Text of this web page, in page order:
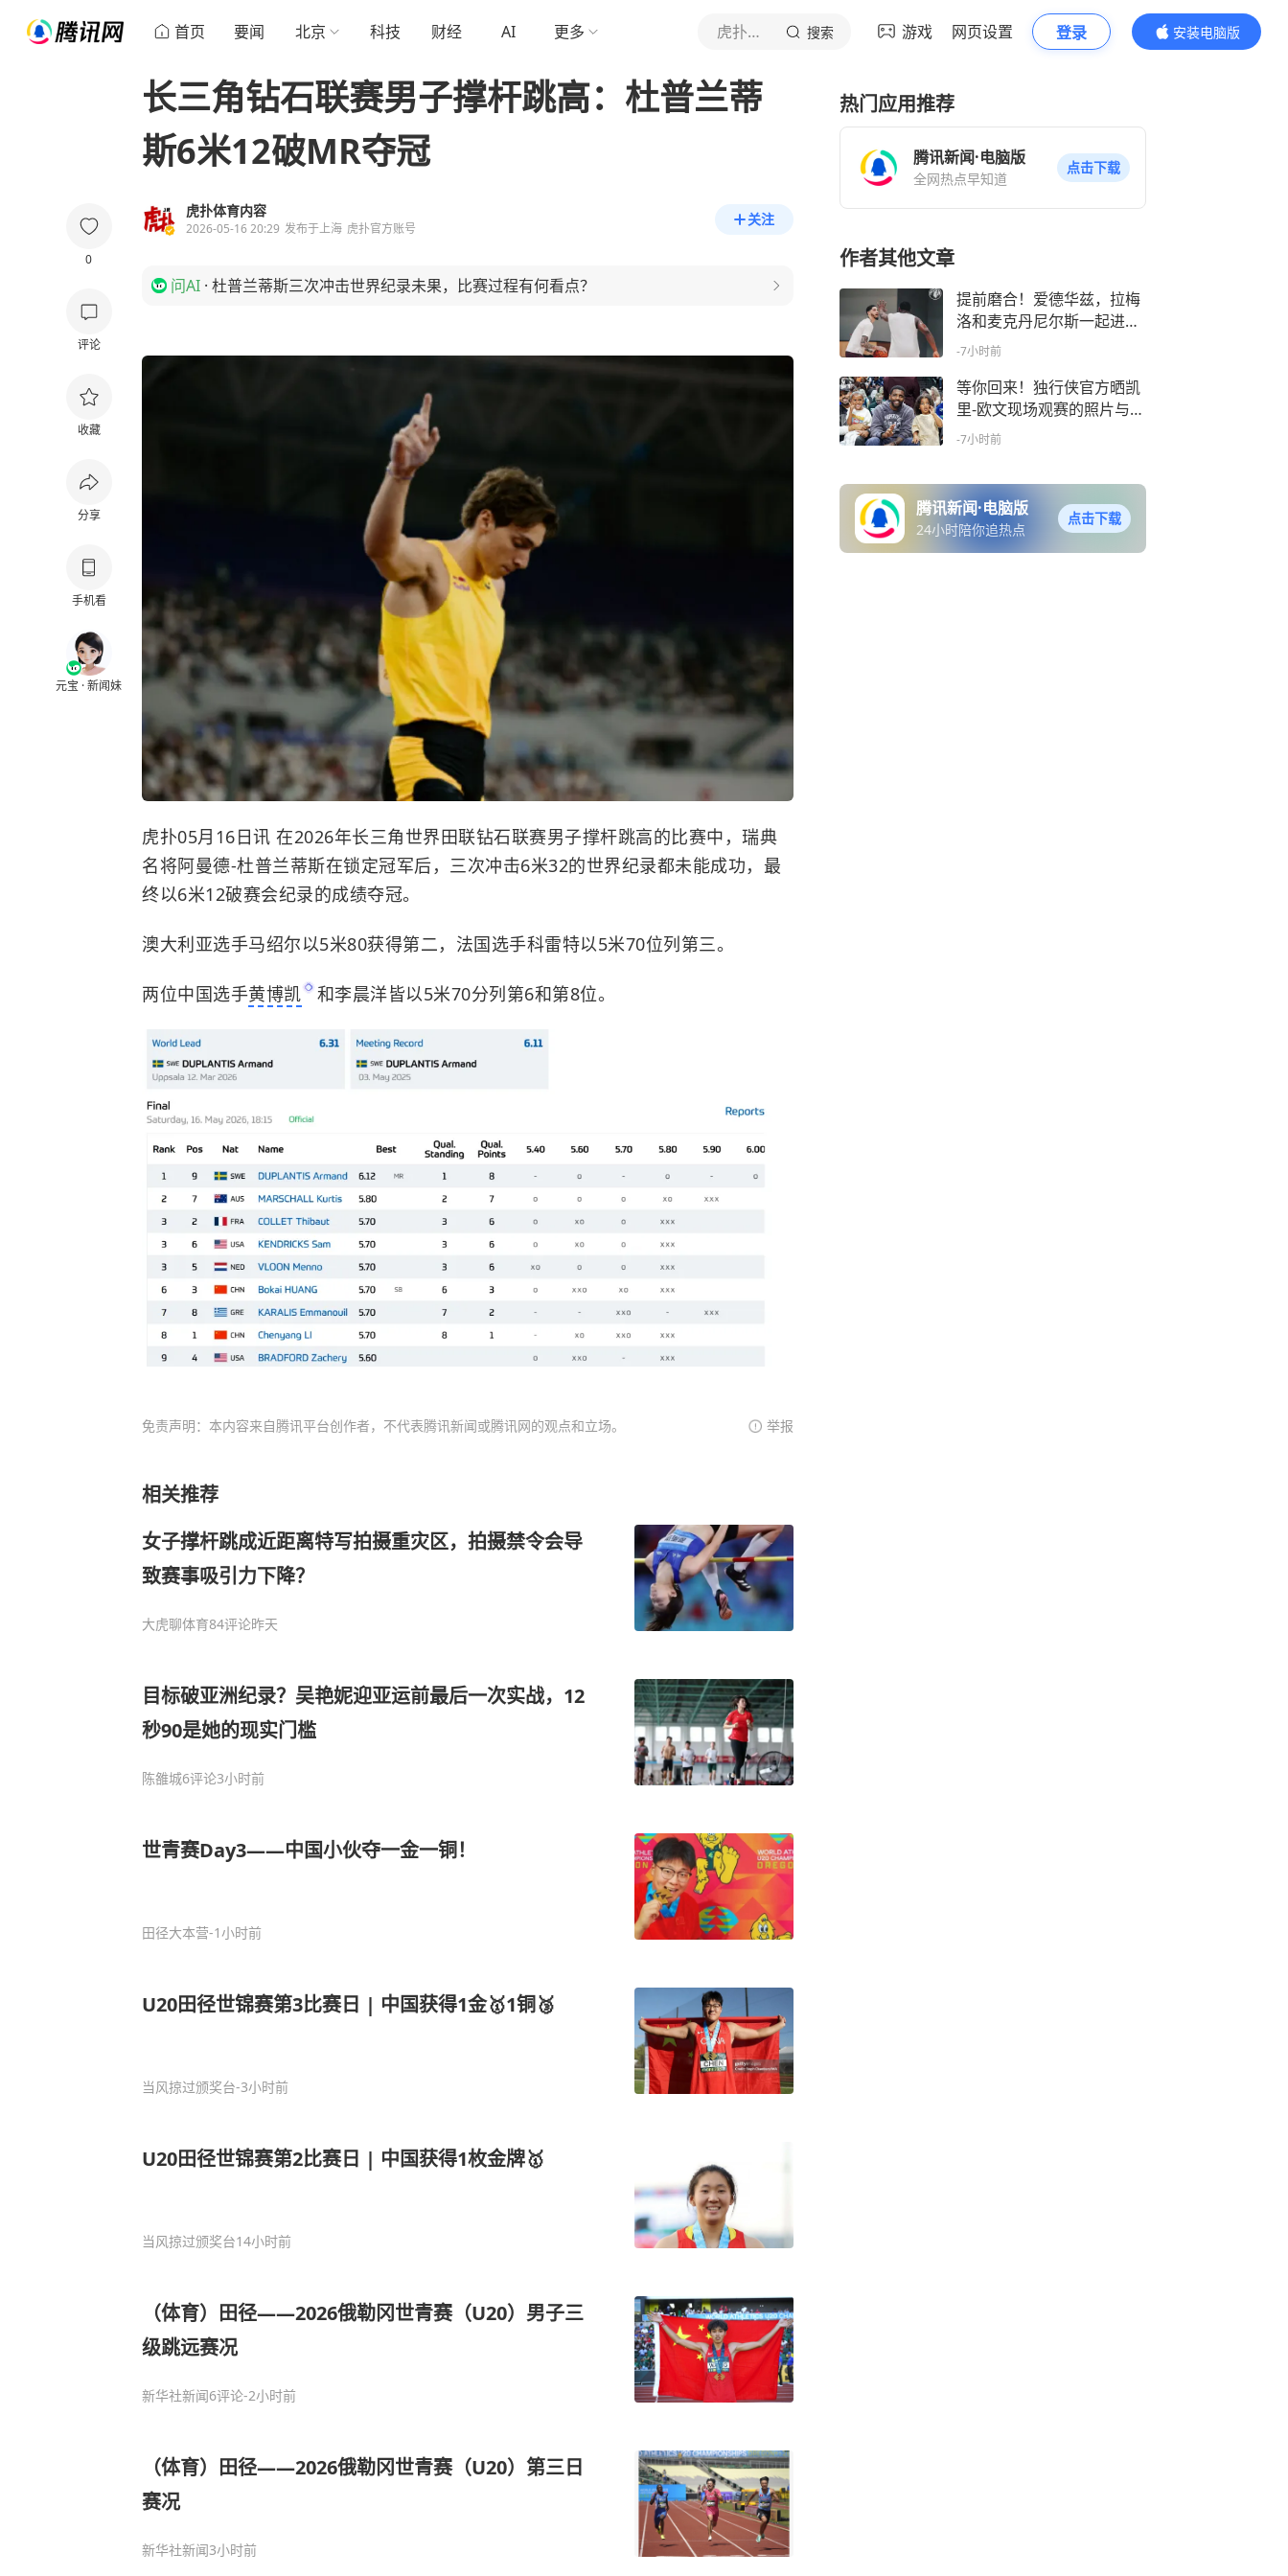
首页 要闻 北京 科技 财经 AI 更多 虎扑体育内容 搜索 游戏 网页设置 登录
安装电脑版
内容更精彩
0
评论
收藏
分享
手机看
元宝 · 新闻妹
长三角钻石联赛男子撑杆跳高：杜普兰蒂
斯6米12破MR夺冠
虎扑体育内容
2026-05-16 20:29 发布于上海 虎扑官方账号
关注
问AI · 杜普兰蒂斯三次冲击世界纪录未果，比赛过程有何看点？
虎扑05月16日讯 在2026年长三角世界田联钻石联赛男子撑杆跳高的比赛中，瑞典
名将阿曼德-杜普兰蒂斯在锁定冠军后，三次冲击6米32的世界纪录都未能成功，最
终以6米12破赛会纪录的成绩夺冠。
澳大利亚选手马绍尔以5米80获得第二，法国选手科雷特以5米70位列第三。
两位中国选手黄博凯 和李晨洋皆以5米70分列第6和第8位。
免责声明：本内容来自腾讯平台创作者，不代表腾讯新闻或腾讯网的观点和立场。 举报
相关推荐
女子撑杆跳成近距离特写拍摄重灾区，拍摄禁令会导
致赛事吸引力下降？
大虎聊体育84评论昨天
目标破亚洲纪录？吴艳妮迎亚运前最后一次实战，12
秒90是她的现实门槛
陈雒城6评论3小时前
世青赛Day3——中国小伙夺一金一铜！
田径大本营-1小时前
U20田径世锦赛第3比赛日 | 中国获得1金🥇1铜🥉
当风掠过颁奖台-3小时前
U20田径世锦赛第2比赛日 | 中国获得1枚金牌🥇
当风掠过颁奖台14小时前
（体育）田径——2026俄勒冈世青赛（U20）男子三
级跳远赛况
新华社新闻6评论-2小时前
（体育）田径——2026俄勒冈世青赛（U20）第三日
赛况
新华社新闻3小时前
热门应用推荐
腾讯新闻·电脑版
全网热点早知道
点击下载
作者其他文章
提前磨合！爱德华兹，拉梅
洛和麦克丹尼尔斯一起进行
训练
-7小时前
等你回来！独行侠官方晒凯
里-欧文现场观赛的照片与球
迷分享
-7小时前
腾讯新闻·电脑版
24小时陪你追热点
点击下载